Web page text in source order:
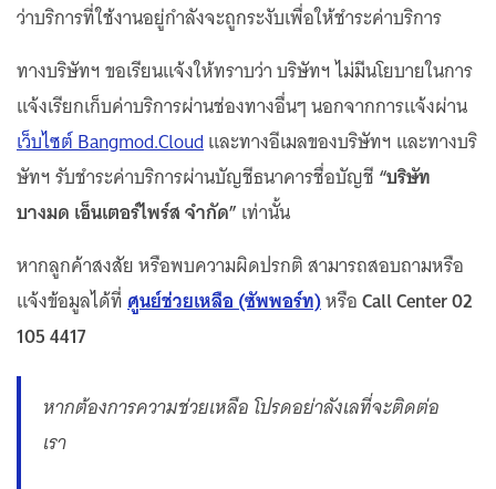
ว่าบริการที่ใช้งานอยู่กำลังจะถูกระงับเพื่อให้ชำระค่าบริการ
ทางบริษัทฯ ขอเรียนแจ้งให้ทราบว่า บริษัทฯ ไม่มีนโยบายในการ
แจ้งเรียกเก็บค่าบริการผ่านช่องทางอื่นๆ นอกจากการแจ้งผ่าน
เว็บไซต์ Bangmod.Cloudและทางอีเมลของบริษัทฯ และทางบริ
ษัทฯ รับชำระค่าบริการผ่านบัญชีธนาคารชื่อบัญชี “บริษัท
บางมด เอ็นเตอร์ไพร์ส จำกัด” เท่านั้น
หากลูกค้าสงสัย หรือพบความผิดปรกติ สามารถสอบถามหรือ
แจ้งข้อมูลได้ที่ศูนย์ช่วยเหลือ (ซัพพอร์ท)หรือCall Center 02
105 4417
หากต้องการความช่วยเหลือ โปรดอย่าลังเลที่จะติดต่อ
เรา